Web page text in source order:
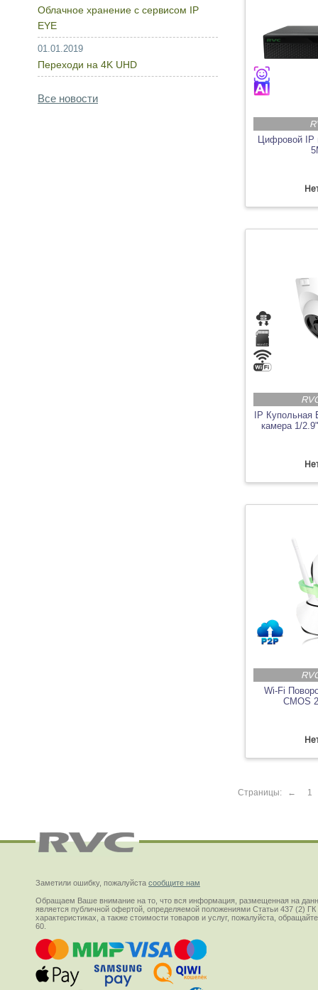
Цифровой IP
IP
камера 1/
Wi-Fi
CMOS
Страницы: ← 1
Облачное хранение с сервисом IP
EYE
01.01.2019
Переходи на 4K UHD
Все новости
Заметили ошибку, пожалуйста сообщите нам
Обращаем Ваше внимание на то, что вся информация, размещенная на
является публичной офертой, определяемой положениями Статьи 437 (2)
характеристиках, а также стоимости товаров и услуг, пожалуйста,
60.